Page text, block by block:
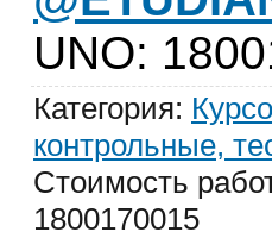
UNO:
Категория:
контрольные,
Стоимость
1800170015